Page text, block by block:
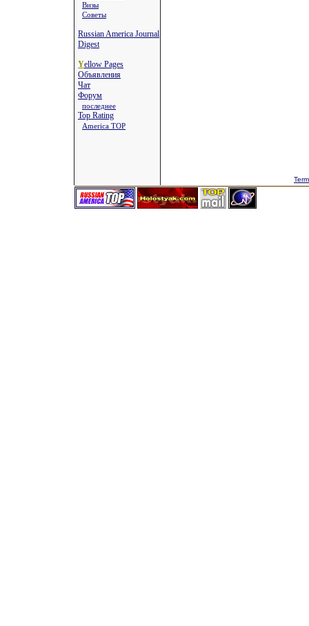
Визы
Советы
Russian America Journal
Digest
Yellow Pages
Объявления
Чат
Форум
последнее
Top Rating
America TOP